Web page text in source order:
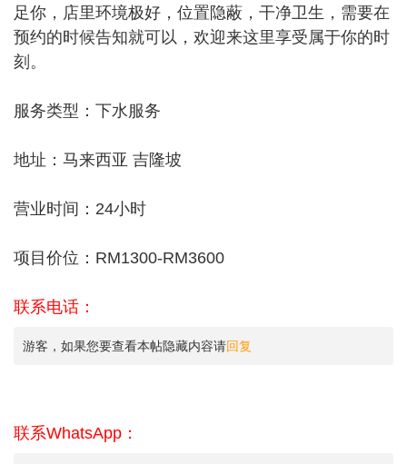
足你，店里环境极好，位置隐蔽，干净卫生，需要在
预约的时候告知就可以，欢迎来这里享受属于你的时
刻。
服务类型：下水服务
地址：马来西亚 吉隆坡
营业时间：24小时
项目价位：RM1300-RM3600
联系电话：
游客，如果您要查看本帖隐藏内容请回复
联系WhatsApp：